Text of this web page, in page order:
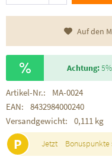
Auf den
Achtung:
Artikel-Nr.:
MA-0024
EAN:
8432984000240
Versandgewicht:
0,111 kg
P Jetzt Bonuspunkte